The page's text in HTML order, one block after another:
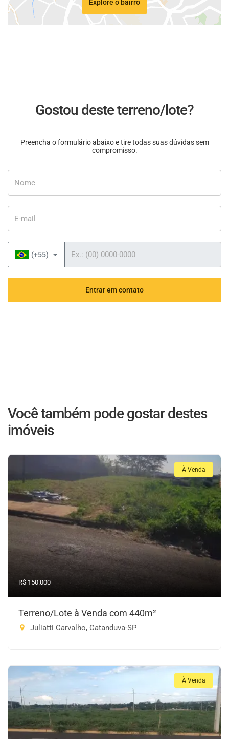
Explore o bairro
Gostou deste terreno/lote?
Preencha o formulário abaixo e tire todas suas dúvidas sem
compromisso.
(+55)
Entrar em contato
Você também pode gostar destes
imóveis
À Venda
R$ 150.000
Terreno/Lote à Venda com 440m²
Juliatti Carvalho, Catanduva-SP
À Venda